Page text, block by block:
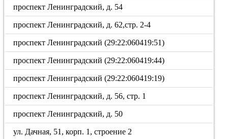
проспект Ленинградский, д. 54
проспект Ленинградский, д. 62,стр. 2-4
проспект Ленинградский (29:22:060419:51)
проспект Ленинградский (29:22:060419:44)
проспект Ленинградский (29:22:060419:19)
проспект Ленинградский, д. 56, стр. 1
проспект Ленинградский, д. 50
ул. Дачная, 51, корп. 1, строение 2